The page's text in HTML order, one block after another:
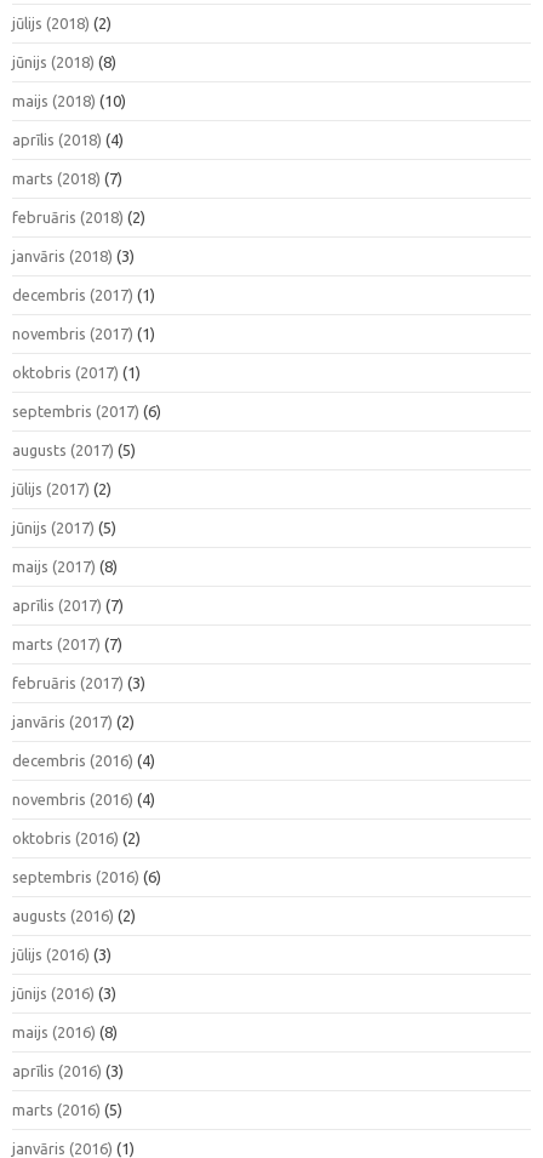
jūlijs (2018) (2)
jūnijs (2018) (8)
maijs (2018) (10)
aprīlis (2018) (4)
marts (2018) (7)
februāris (2018) (2)
janvāris (2018) (3)
decembris (2017) (1)
novembris (2017) (1)
oktobris (2017) (1)
septembris (2017) (6)
augusts (2017) (5)
jūlijs (2017) (2)
jūnijs (2017) (5)
maijs (2017) (8)
aprīlis (2017) (7)
marts (2017) (7)
februāris (2017) (3)
janvāris (2017) (2)
decembris (2016) (4)
novembris (2016) (4)
oktobris (2016) (2)
septembris (2016) (6)
augusts (2016) (2)
jūlijs (2016) (3)
jūnijs (2016) (3)
maijs (2016) (8)
aprīlis (2016) (3)
marts (2016) (5)
janvāris (2016) (1)